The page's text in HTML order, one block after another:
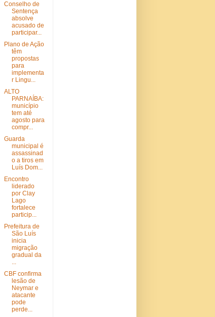
Conselho de
Sentença
absolve
acusado de
participar...
Plano de Ação
têm
propostas
para
implementa
r Lingu...
ALTO
PARNAÍBA:
município
tem até
agosto para
compr...
Guarda
municipal é
assassinad
o a tiros em
Luís Dom...
Encontro
liderado
por Clay
Lago
fortalece
particip...
Prefeitura de
São Luís
inicia
migração
gradual da
...
CBF confirma
lesão de
Neymar e
atacante
pode
perde...